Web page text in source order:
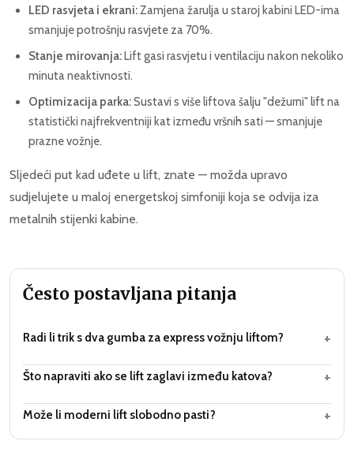
LED rasvjeta i ekrani:Zamjena žarulja u staroj kabini LED-ima
smanjuje potrošnju rasvjete za 70%.
Stanje mirovanja: Lift gasi rasvjetu i ventilaciju nakon nekoliko
minuta neaktivnosti.
Optimizacija parka:Sustavi s više liftova šalju "dežurni" lift na
statistički najfrekventniji kat između vršnih sati — smanjuje
prazne vožnje.
Sljedeći put kad uđete u lift, znate — možda upravo
sudjelujete u maloj energetskoj simfoniji koja se odvija iza
metalnih stijenki kabine.
Često postavljana pitanja
Radi li trik s dva gumba za express vožnju liftom? +
Što napraviti ako se lift zaglavi između katova? +
Može li moderni lift slobodno pasti? +